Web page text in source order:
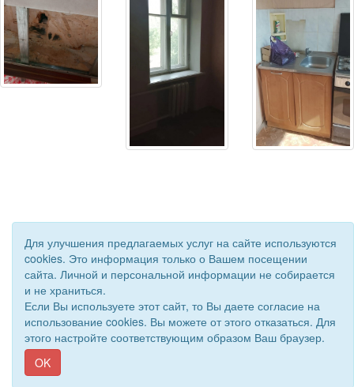
© 2019 - 2026 Астраханская областная организация ВОС. Все
права защищены.
Сайт создан при поддержке «Информационная сеть RD
Для улучшения предлагаемых услуг на сайте используются
cookies. Это информация только о Вашем посещении
сайта. Личной и персональной информации не собирается
и не храниться.
Если Вы используете этот сайт, то Вы даете согласие на
использование cookies. Вы можете от этого отказаться. Для
этого настройте соответствующим образом Ваш браузер.
OK